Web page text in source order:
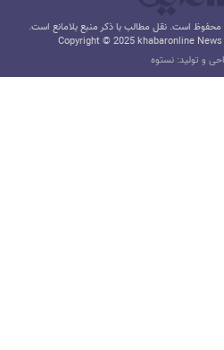
است. نقل مطالب با ذکر منبع بلامانع است.
Copyright © 2025 khabaronline
و تولید: نستوه